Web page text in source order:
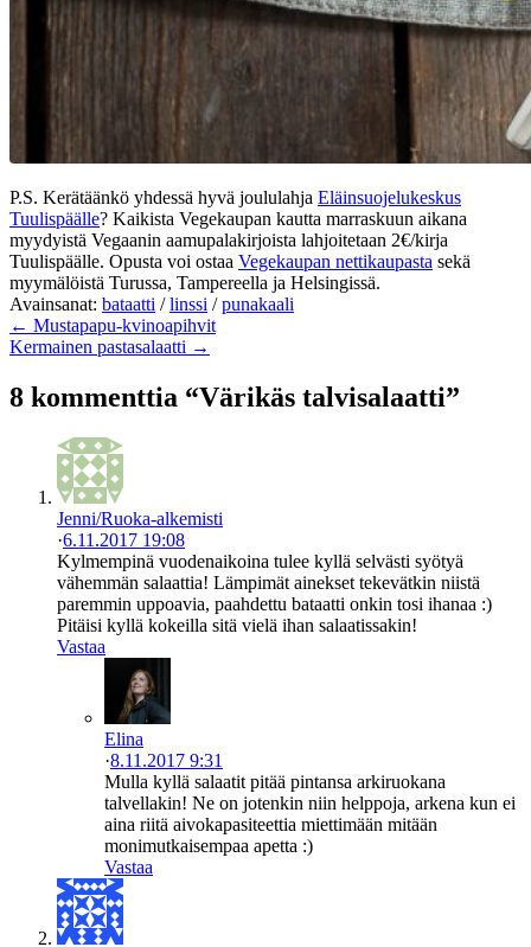
P.S. Kerätäänkö yhdessä hyvä joululahja Eläinsuojelukeskus
Tuulispäälle? Kaikista Vegekaupan kautta marraskuun aikana
myydyistä Vegaanin aamupalakirjoista lahjoitetaan 2€/kirja
Tuulispäälle. Opusta voi ostaa Vegekaupan nettikaupasta sekä
myymälöistä Turussa, Tampereella ja Helsingissä.
Avainsanat: bataatti /linssi /punakaali
← Mustapapu-kvinoapihvit
Kermainen pastasalaatti →
8 kommenttia “Värikäs talvisalaatti”
Jenni/Ruoka-alkemisti
·6.11.2017 19:08
Kylmempinä vuodenaikoina tulee kyllä selvästi syötyä
vähemmän salaattia! Lämpimät ainekset tekevätkin niistä
paremmin uppoavia, paahdettu bataatti onkin tosi ihanaa :)
Pitäisi kyllä kokeilla sitä vielä ihan salaatissakin!
Vastaa
Elina
·8.11.2017 9:31
Mulla kyllä salaatit pitää pintansa arkiruokana
talvellakin! Ne on jotenkin niin helppoja, arkena kun ei
aina riitä aivokapasiteettia miettimään mitään
monimutkaisempaa apetta :)
Vastaa